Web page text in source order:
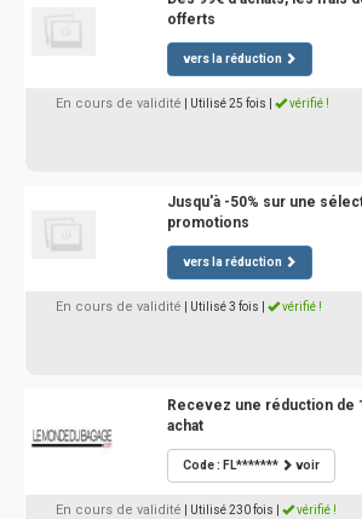
offerts
vers la réduction
En cours de validité | Utilisé 25 fois vérifié !
Jusqu'à -50% sur une
promotions
vers la réduction
En cours de validité | Utilisé 3 fois vérifié !
Recevez une réduction de
achat
Code : FL******* voir
En cours de validité | Utilisé 230 fois vérifié !